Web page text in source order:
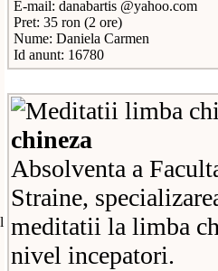
E-mail: danabartis @yahoo.com
Pret: 35 ron (2 ore)
Nume: Daniela Carmen
Id anunt: 16780
chineza
Absolventa a
Straine,
meditatii la limba
nivel incepatori.